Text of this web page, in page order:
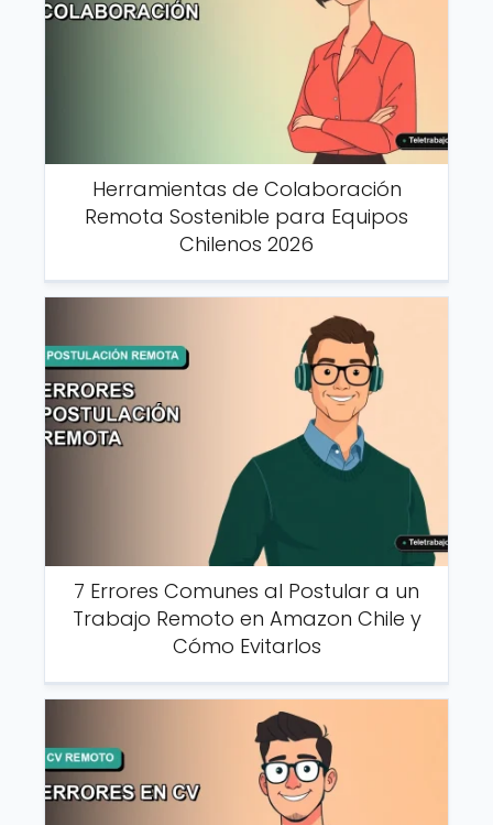
Herramientas de Colaboración
Remota Sostenible para Equipos
Chilenos 2026
7 Errores Comunes al Postular a un
Trabajo Remoto en Amazon Chile y
Cómo Evitarlos